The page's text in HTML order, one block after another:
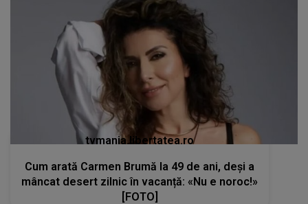
tvmania.libertatea.ro
Cum arată Carmen Brumă la 49 de ani, deși a
mâncat desert zilnic în vacanță: «Nu e noroc!»
[FOTO]